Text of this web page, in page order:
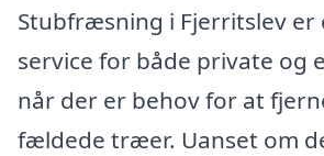
Stubfræsning i Fjerritslev er
service for både private og
når der er behov for at
fældede træer. Uanset om